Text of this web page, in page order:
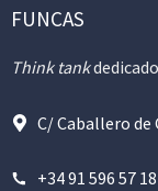
FUNCAS
Think tank
C/ Caballero de
+34 91 596 57 18